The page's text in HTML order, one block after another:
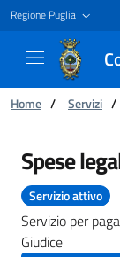
Regione Puglia
Ti trovi in:
Home / Servizi /
Spese legali
Spese
Servizio attivo
Servizio per
Giudice